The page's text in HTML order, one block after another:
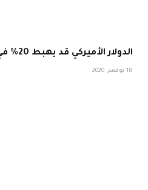
الدولار الأميركي قد يهبط 20% في عام 2021
18 نوفمبر، 2020